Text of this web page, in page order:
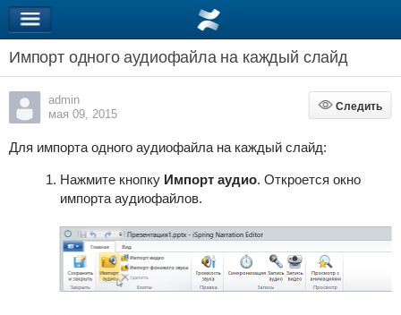
Импорт одного аудиофайла на каждый слайд
admin
мая 09, 2015
Следить
Следить
Для импорта одного аудиофайла на каждый слайд:
Нажмите кнопку Импорт аудио. Откроется окно
импорта аудиофайлов.